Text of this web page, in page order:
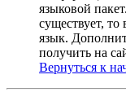
языковой
существует,
язык.
получить на
Вернуться к